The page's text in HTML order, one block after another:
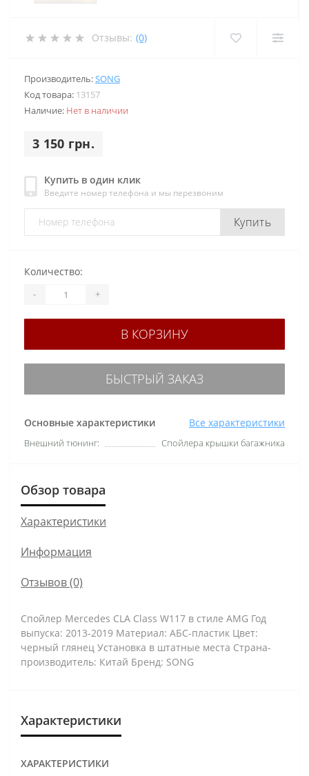
Отзывы: (0)
Производитель:SONG
Код товара: 13157
Наличие: Нет в наличии
3 150 грн.
Купить в один клик
Введите номер телефона и мы перезвоним
Купить
Основные характеристики Все характеристики
Внешний тюнинг: Спойлера крышки багажника
Количество:
- +
В КОРЗИНУ
БЫСТРЫЙ ЗАКАЗ
Обзор товара
Характеристики
Информация
Отзывов (0)
Спойлер Mercedes CLA Class W117 в стиле AMG Год
выпуска: 2013-2019 Материал: АБС-пластик Цвет:
черный глянец Установка в штатные места Страна-
производитель: Китай Бренд: SONG
Характеристики
ХАРАКТЕРИСТИКИ